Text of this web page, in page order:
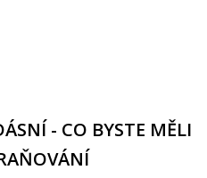
- CO BYSTE MĚLI